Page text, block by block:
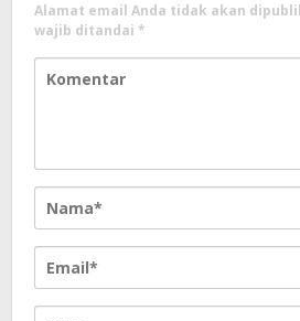
Alamat email Anda tidak akan
wajib ditandai *